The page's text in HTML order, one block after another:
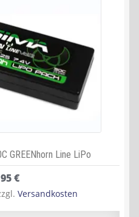
GREENhorn Line LiPo
€
Versandkosten